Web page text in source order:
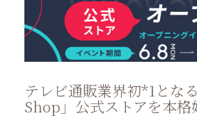
テレビ通販業界初*1とな
Shop」公式ストアを本格